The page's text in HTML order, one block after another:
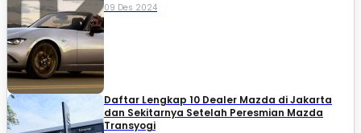
09 Des 2024
Daftar Lengkap 10 Dealer Mazda di Jakarta
dan Sekitarnya Setelah Peresmian Mazda
Transyogi